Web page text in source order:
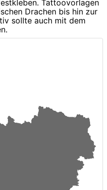
Tattoovorlagen
Drachen bis hin zur
sollte auch mit dem